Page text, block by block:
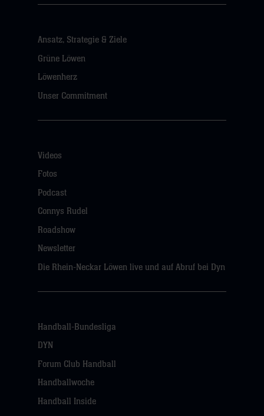
Ansatz, Strategie & Ziele
Grüne Löwen
Löwenherz
Unser Commitment
Videos
Fotos
Podcast
Connys Rudel
Roadshow
Newsletter
Die Rhein-Neckar Löwen live und auf Abruf bei Dyn
Handball-Bundesliga
DYN
Forum Club Handball
Handballwoche
Handball Inside